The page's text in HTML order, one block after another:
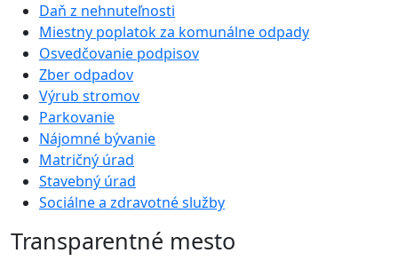
Daň z nehnuteľnosti
Miestny poplatok za komunálne odpady
Osvedčovanie podpisov
Zber odpadov
Výrub stromov
Parkovanie
Nájomné bývanie
Matričný úrad
Stavebný úrad
Sociálne a zdravotné služby
Transparentné mesto